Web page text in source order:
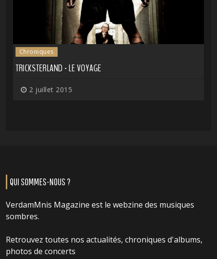
Chroniques
TRICKSTERLAND - LE VOYAGE
2 juillet 2015
QUI SOMMES-NOUS ?
VerdamMnis Magazine est le webzine des musiques
sombres.
Retrouvez toutes nos actualités, chroniques d'albums,
photos de concerts